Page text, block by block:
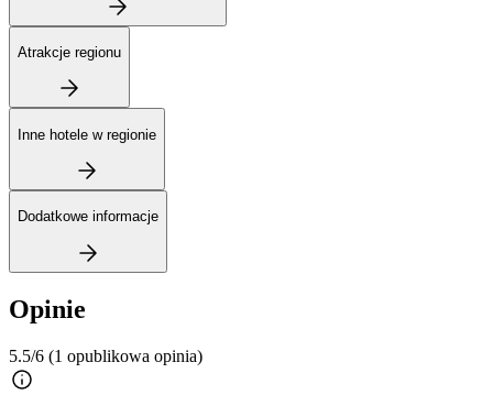
Atrakcje regionu
Inne hotele w regionie
Dodatkowe informacje
Opinie
5.5/6 (1 opublikowa opinia)